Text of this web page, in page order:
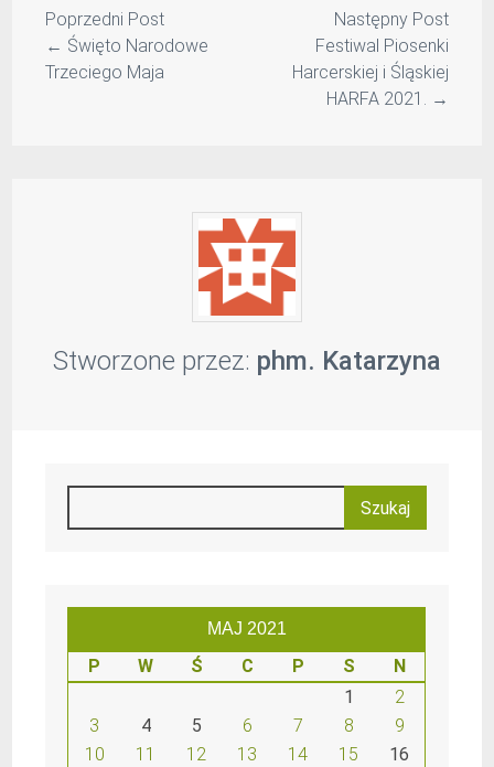
Poprzedni Post
← Święto Narodowe
Trzeciego Maja
Następny Post
Festiwal Piosenki
Harcerskiej i Śląskiej
HARFA 2021. →
Stworzone przez: phm. Katarzyna
MAJ 2021
P W Ś C P S
N
1
2
3
4 5 6 7 8
9
10
11 12 13 14 15
16